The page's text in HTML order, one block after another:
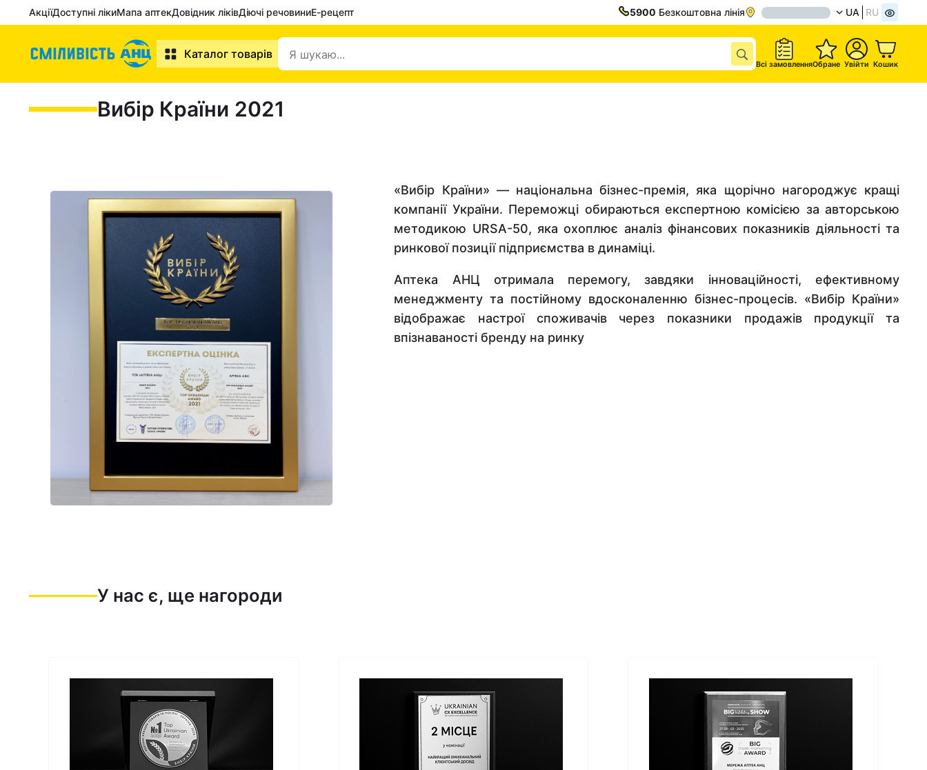
АкціїДоступні лікиМапа аптекДовідник ліківДіючі речовиниЕ-рецепт 5900 Безкоштовна лінія UA RU
Каталог товарів
Всі замовленняОбране Увійти Кошик
Вибір Країни 2021
«Вибір Країни» ― національна бізнес-премія, яка щорічно нагороджує кращі
компанії України. Переможці обираються експертною комісією за авторською
методикою URSA-50, яка охоплює аналіз фінансових показників діяльності та
ринкової позиції підприємства в динаміці.
Аптека АНЦ отримала перемогу, завдяки інноваційності, ефективному
менеджменту та постійному вдосконаленню бізнес-процесів. «Вибір Країни»
відображає настрої споживачів через показники продажів продукції та
впізнаваності бренду на ринку
У нас є, ще нагороди